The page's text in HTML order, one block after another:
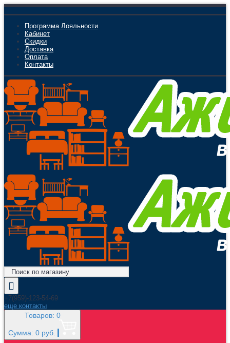
Программа Лояльности
Кабинет
Скидки
Доставка
Оплата
Контакты
+7(959)-123-54-69
еще контакты
Товаров: 0
Сумма: 0 руб.